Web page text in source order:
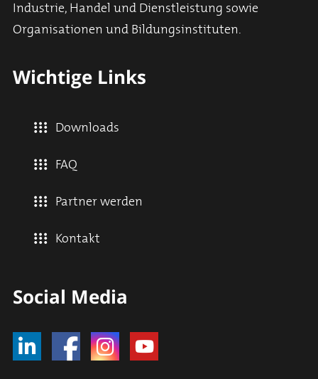
Industrie, Handel und Dienstleistung sowie
Organisationen und Bildungsinstituten.
Wichtige Links
Downloads
FAQ
Partner werden
Kontakt
Social Media